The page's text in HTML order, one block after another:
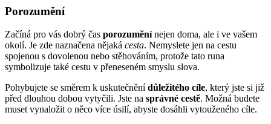
Porozumění
Začíná pro vás dobrý čas porozuměnínejen doma, ale i ve vašem
okolí. Je zde naznačena nějaká cesta. Nemyslete jen na cestu
spojenou s dovolenou nebo stěhováním, protože tato runa
symbolizuje také cestu v přeneseném smyslu slova.
Pohybujete se směrem k uskutečněnídůležitého cíle, který jste si již
před dlouhou dobou vytyčili. Jste na správné cestě. Možná budete
muset vynaložit o něco více úsilí, abyste dosáhli vytouženého cíle.